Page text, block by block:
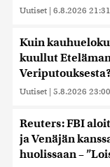
Uutiset | 6.8.2026 21:31
Kuin
kuullut
Uutiset | 5.8.2026 23:00
Reuters: FBI
ja Venäjän
huolissaan –